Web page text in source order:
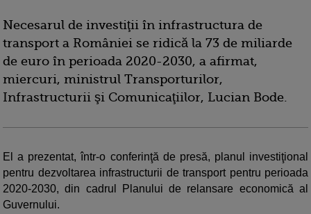
Necesarul de investiţii în infrastructura de
transport a României se ridică la 73 de miliarde
de euro în perioada 2020-2030, a afirmat,
miercuri, ministrul Transporturilor,
Infrastructurii şi Comunicaţiilor, Lucian Bode.
El a prezentat, într-o conferinţă de presă, planul investiţional
pentru dezvoltarea infrastructurii de transport pentru perioada
2020-2030, din cadrul Planului de relansare economică al
Guvernului.